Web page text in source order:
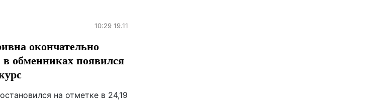
10:29 19.11
окончательно
в обменниках появился
на отметке в 24,19